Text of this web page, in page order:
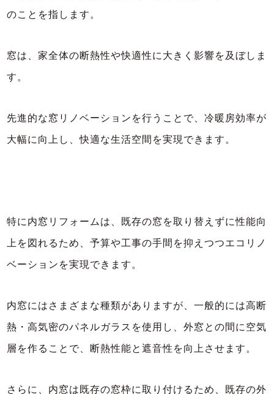
のことを指します。
窓は、家全体の断熱性や快適性に大きく影響を及ぼしま
す。
先進的な窓リノベーションを行うことで、冷暖房効率が
大幅に向上し、快適な生活空間を実現できます。
特に内窓リフォームは、既存の窓を取り替えずに性能向
上を図れるため、予算や工事の手間を抑えつつエコリノ
ベーションを実現できます。
内窓にはさまざまな種類がありますが、一般的には高断
熱・高気密のパネルガラスを使用し、外窓との間に空気
層を作ることで、断熱性能と遮音性を向上させます。
さらに、内窓は既存の窓枠に取り付けるため、既存の外